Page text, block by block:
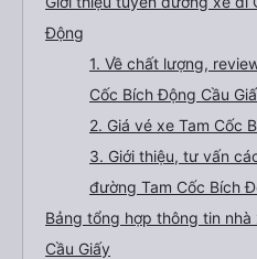
Động
1. Về chất lượng,
Cốc Bích Động Cầu
2. Giá vé xe Tam Cốc
3. Giới thiệu, tư vấn
đường Tam Cốc Bích
Bảng tổng hợp thông tin
Cầu Giấy